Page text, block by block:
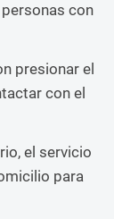
con
presionar el
con el
el servicio
para